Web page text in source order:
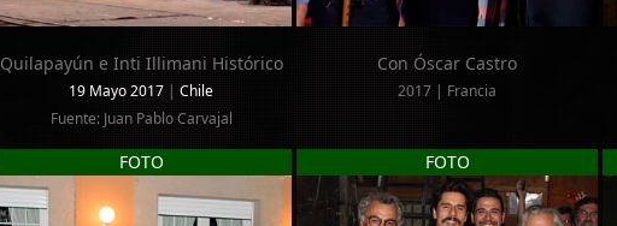
Quilapayún e Inti Illimani Histórico
19 Mayo 2017 | Chile
Fuente: Juan Pablo Carvajal
Con Óscar Castro
2017 | Francia
FOTO FOTO